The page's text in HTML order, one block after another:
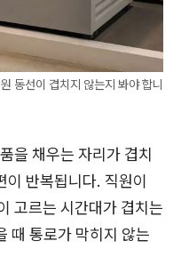
동선이 겹치지 않는지 봐야 합니
을 채우는 자리가 겹치
이 반복됩니다. 직원이
고르는 시간대가 겹치는
때 통로가 막히지 않는